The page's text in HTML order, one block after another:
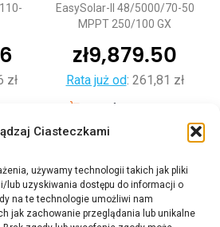
Ciasteczkami
używamy technologii takich jak pliki
lub uzyskiwania dostępu do informacji o
na te technologie umożliwi nam
jak zachowanie przeglądania lub unikalne
zł
EasySolar-II 48/5000/70-50
MPPT 250/100 GX
zł9,879.50
Rata już od: 261,81 zł